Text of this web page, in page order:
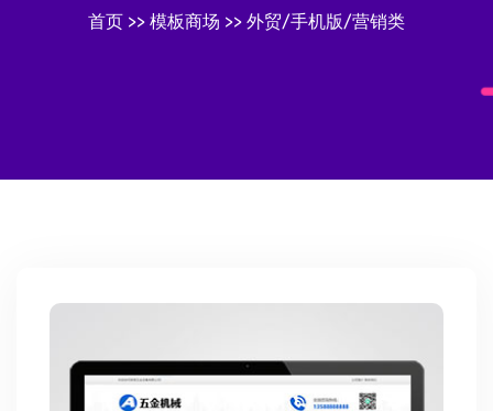
首页 >> 模板商场 >> 外贸/手机版/营销类